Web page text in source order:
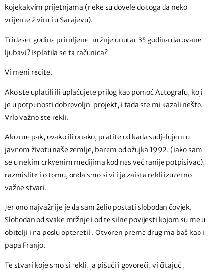
kojekakvim prijetnjama (neke su dovele do toga da neko
vrijeme živim i u Sarajevu).
Trideset godina primljene mržnje unutar 35 godina darovane
ljubavi? Isplatila se ta računica?
Vi meni recite.
Ako ste uplatili ili uplaćujete prilog kao pomoć Autografu, koji
je u potpunosti dobrovoljni projekt, i tada ste mi kazali nešto.
Vrlo važno ste rekli.
Ako me pak, ovako ili onako, pratite od kada sudjelujem u
javnom životu naše zemlje, barem od ožujka 1992. (iako sam
se u nekim crkvenim medijima kod nas već ranije potpisivao),
razmislite i o tomu, onda smo si vi i ja zaista rekli izuzetno
važne stvari.
Jer ono najvažnije je da sam želio postati slobodan čovjek.
Slobodan od svake mržnje i od te silne povijesti kojom su me u
obitelji i na poslu opteretili. Otvoren prema drugima baš kao i
papa Franjo.
Te stvari koje smo si rekli, ja pišući i govoreći, vi čitajući,